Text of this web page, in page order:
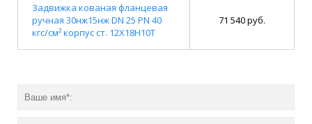
Задвижка кованая фланцевая
ручная 30нж15нж DN 25 PN 40
кгс/см² корпус ст. 12Х18Н10Т
71 540 руб.